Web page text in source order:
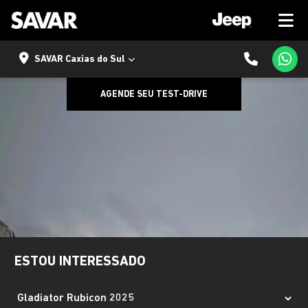
SAVAR Caxias do Sul
ESTOU INTERESSADO
AGENDE SEU TEST-DRIVE